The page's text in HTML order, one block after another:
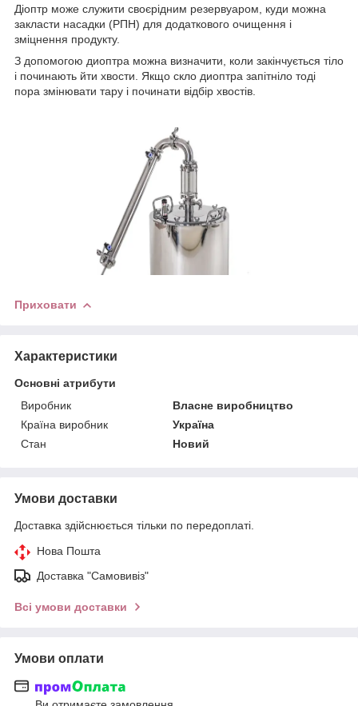
Діоптр може служити своєрідним резервуаром, куди можна
закласти насадки (РПН) для додаткового очищення і
зміцнення продукту.
З допомогою диоптра можна визначити, коли закінчується тіло
і починають йти хвости. Якщо скло диоптра запітніло тоді
пора змінювати тару і починати відбір хвостів.
Приховати
Характеристики
Основні атрибути
Виробник
Власне виробництво
Країна виробник
Україна
Стан
Новий
Умови доставки
Доставка здійснюється тільки по передоплаті.
Нова Пошта
Доставка "Самовивіз"
Всі умови доставки
Умови оплати